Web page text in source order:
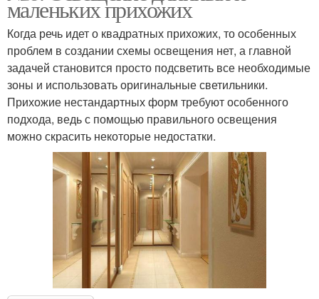
маленьких прихожих
Когда речь идет о квадратных прихожих, то особенных
проблем в создании схемы освещения нет, а главной
задачей становится просто подсветить все необходимые
зоны и использовать оригинальные светильники.
Прихожие нестандартных форм требуют особенного
подхода, ведь с помощью правильного освещения
можно скрасить некоторые недостатки.